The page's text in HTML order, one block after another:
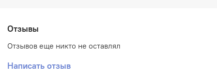
Отзывы
Отзывов еще никто не оставлял
Написать отзыв